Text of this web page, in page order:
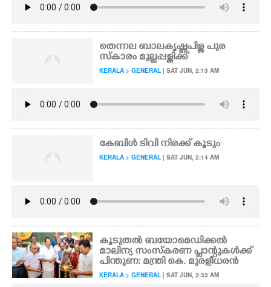
തെന്നല ബാലകൃഷ്ണപിള്ള പുര
സ്കാരം മുല്ലപ്പള്ളിക്ക്
KERALA > GENERAL | SAT JUN, 2:13 AM
കേബിൾ ടിവി നിരക്ക് കൂടും
KERALA > GENERAL | SAT JUN, 2:14 AM
കൂടുതൽ ബയോമെഡിക്കൽ
മാലിന്യ സംസ്കരണ പ്ലാന്റുകൾക്ക്
പിന്തുണ: മന്ത്രി കെ. മുരളീധരൻ
KERALA > GENERAL | SAT JUN, 2:33 AM